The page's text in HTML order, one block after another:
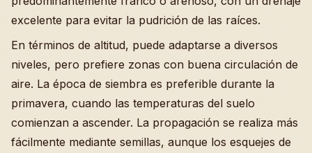
excelente para evitar la pudrición de las raíces.
En términos de altitud, puede adaptarse a diversos
niveles, pero prefiere zonas con buena circulación de
aire. La época de siembra es preferible durante la
primavera, cuando las temperaturas del suelo
comienzan a ascender. La propagación se realiza más
fácilmente mediante semillas, aunque los esquejes de